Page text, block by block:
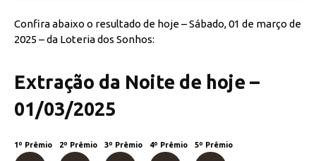
Confira abaixo o resultado de hoje – Sábado, 01 de março de
2025 – da Loteria dos Sonhos:
Extração da Noite de hoje –
01/03/2025
1º Prêmio 2º Prêmio 3º Prêmio 4º Prêmio 5º Prêmio